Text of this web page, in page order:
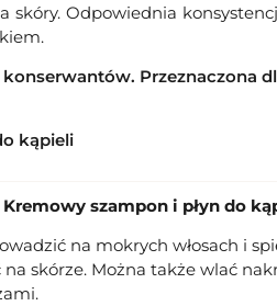
skóry. Odpowiednia
konserwantów. Przeznaczona
kąpieli
Kremowy szampon i płyn do
na mokrych włosach i
skórze. Można także wlać